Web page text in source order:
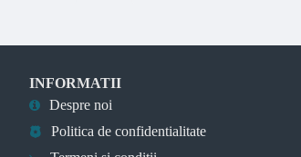
INFORMATII
Despre noi
Politica de confidentialitate